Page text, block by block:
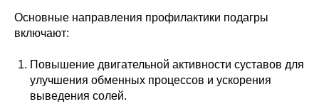
Основные направления профилактики подагры
включают:
Повышение двигательной активности суставов для
улучшения обменных процессов и ускорения
выведения солей.